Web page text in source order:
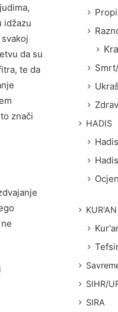
idžazu
da su
te da
znači
HADIS
KUR'AN
SIHR/
SIRA